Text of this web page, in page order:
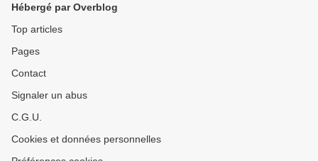
Hébergé par Overblog
Top articles
Pages
Contact
Signaler un abus
C.G.U.
Cookies et données personnelles